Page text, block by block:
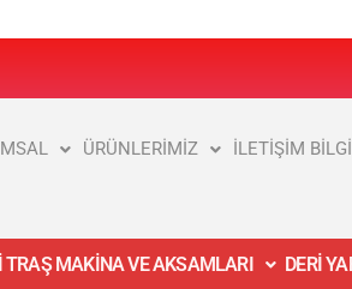
ÜRÜNLERİMİZ İLETİŞİM
TRAŞ MAKİNA VE AKSAMLARI DERİ